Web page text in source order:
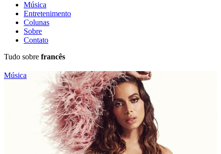
Música
Entretenimento
Colunas
Sobre
Contato
Tudo sobre francês
Música